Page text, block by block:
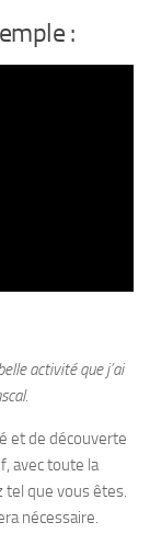
:
activité que j’ai
et de découverte
avec toute la
tel que vous êtes.
nécessaire.